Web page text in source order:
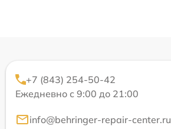
+7 (843) 254-50-42
Ежедневно с 9:00 до 21:00
info@behringer-repair-center.ru